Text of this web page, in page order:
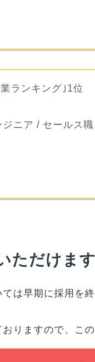
ランキング｣1位
ニア / セールス職
ただけま
は早期に採用を
りますので、こ